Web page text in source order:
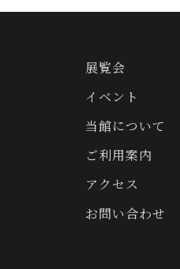
展覧会
イベント
当館について
ご利用案内
アクセス
お問い合わせ